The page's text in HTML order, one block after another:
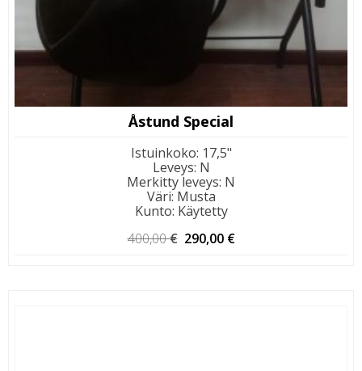
Åstund Special
Istuinkoko: 17,5"
Leveys: N
Merkitty leveys: N
Väri: Musta
Kunto: Käytetty
400,00€ Alkuperäinen
290,00 €